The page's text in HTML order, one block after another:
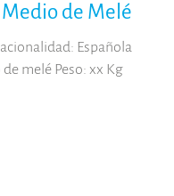
Medio de Melé
Española
melé Peso: xx Kg